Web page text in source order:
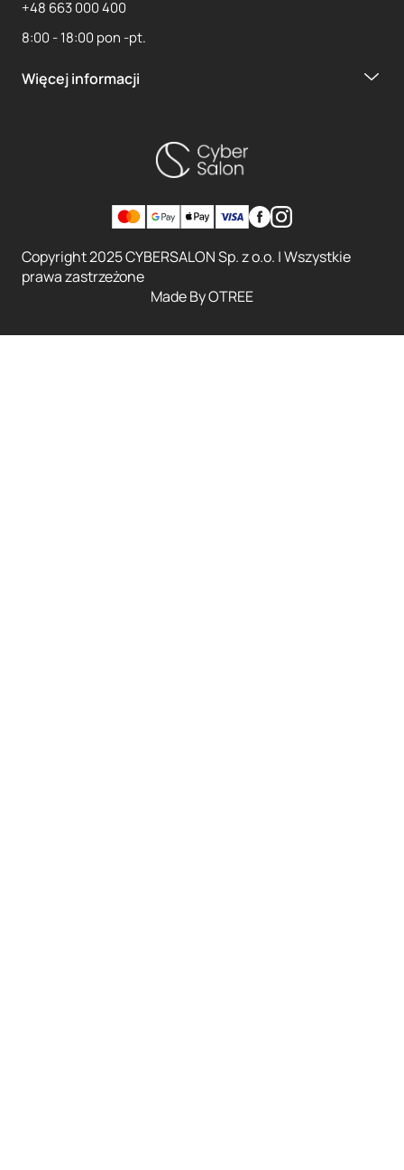
+48 663 000 400
8:00 - 18:00 pon -pt.
Więcej informacji
Copyright 2025 CYBERSALON Sp. z o.o. | Wszystkie
prawa zastrzeżone
Made ByOTREE